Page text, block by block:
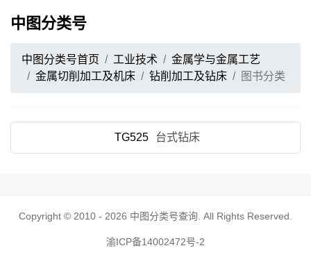
中图分类号
中图分类号首页 工业技术
金属学与金属工艺
金属切削加工及机床
钻削加工及钻床 图书分类
TG525 台式钻床
Copyright © 2010 - 2026 中图分类号查询 . All Rights Reserved.
渝ICP备14002472号-2